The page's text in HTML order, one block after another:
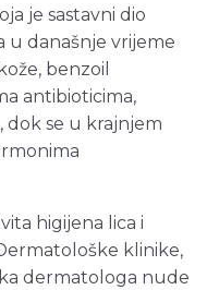
je sastavni dio
u današnje vrijeme
benzoil
antibioticima,
dok se u krajnjem
higijena lica i
klinike,
dermatologa nude